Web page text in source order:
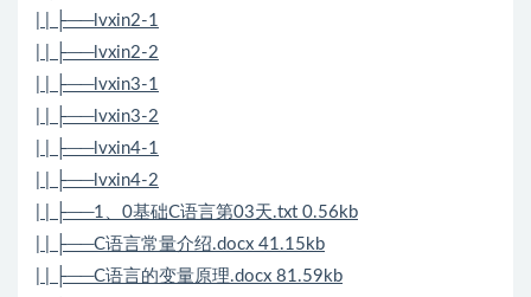
| | ├──lvxin2-1
| | ├──lvxin2-2
| | ├──lvxin3-1
| | ├──lvxin3-2
| | ├──lvxin4-1
| | ├──lvxin4-2
| | ├──1、0基础C语言第03天.txt 0.56kb
| | ├──C语言常量介绍.docx 41.15kb
| | ├──C语言的变量原理.docx 81.59kb